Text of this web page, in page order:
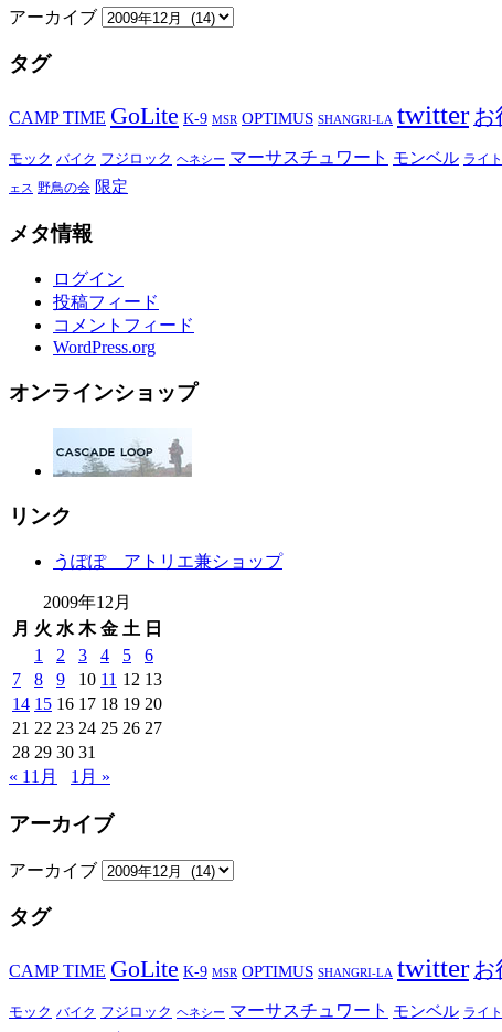
アーカイブ
タグ
CAMP TIME GoLite K-9 MSR OPTIMUS SHANGRI-LA twitter お
モック バイク フジロック ヘネシー マーサスチュワート モンベル ライト
ェス 野鳥の会 限定
メタ情報
ログイン
投稿フィード
コメントフィード
WordPress.org
オンラインショップ
リンク
うぽぽ アトリエ兼ショップ
2009年12月
月 火 水 木 金 土 日
1
2 3 4 5
6
7
8 9 10 11 12 13
14 15 16 17 18 19 20
21 22 23 24 25 26 27
28 29 30 31
« 11月
1月 »
アーカイブ
アーカイブ
タグ
CAMP TIME GoLite K-9 MSR OPTIMUS SHANGRI-LA twitter お
モック バイク フジロック ヘネシー マーサスチュワート モンベル ライト